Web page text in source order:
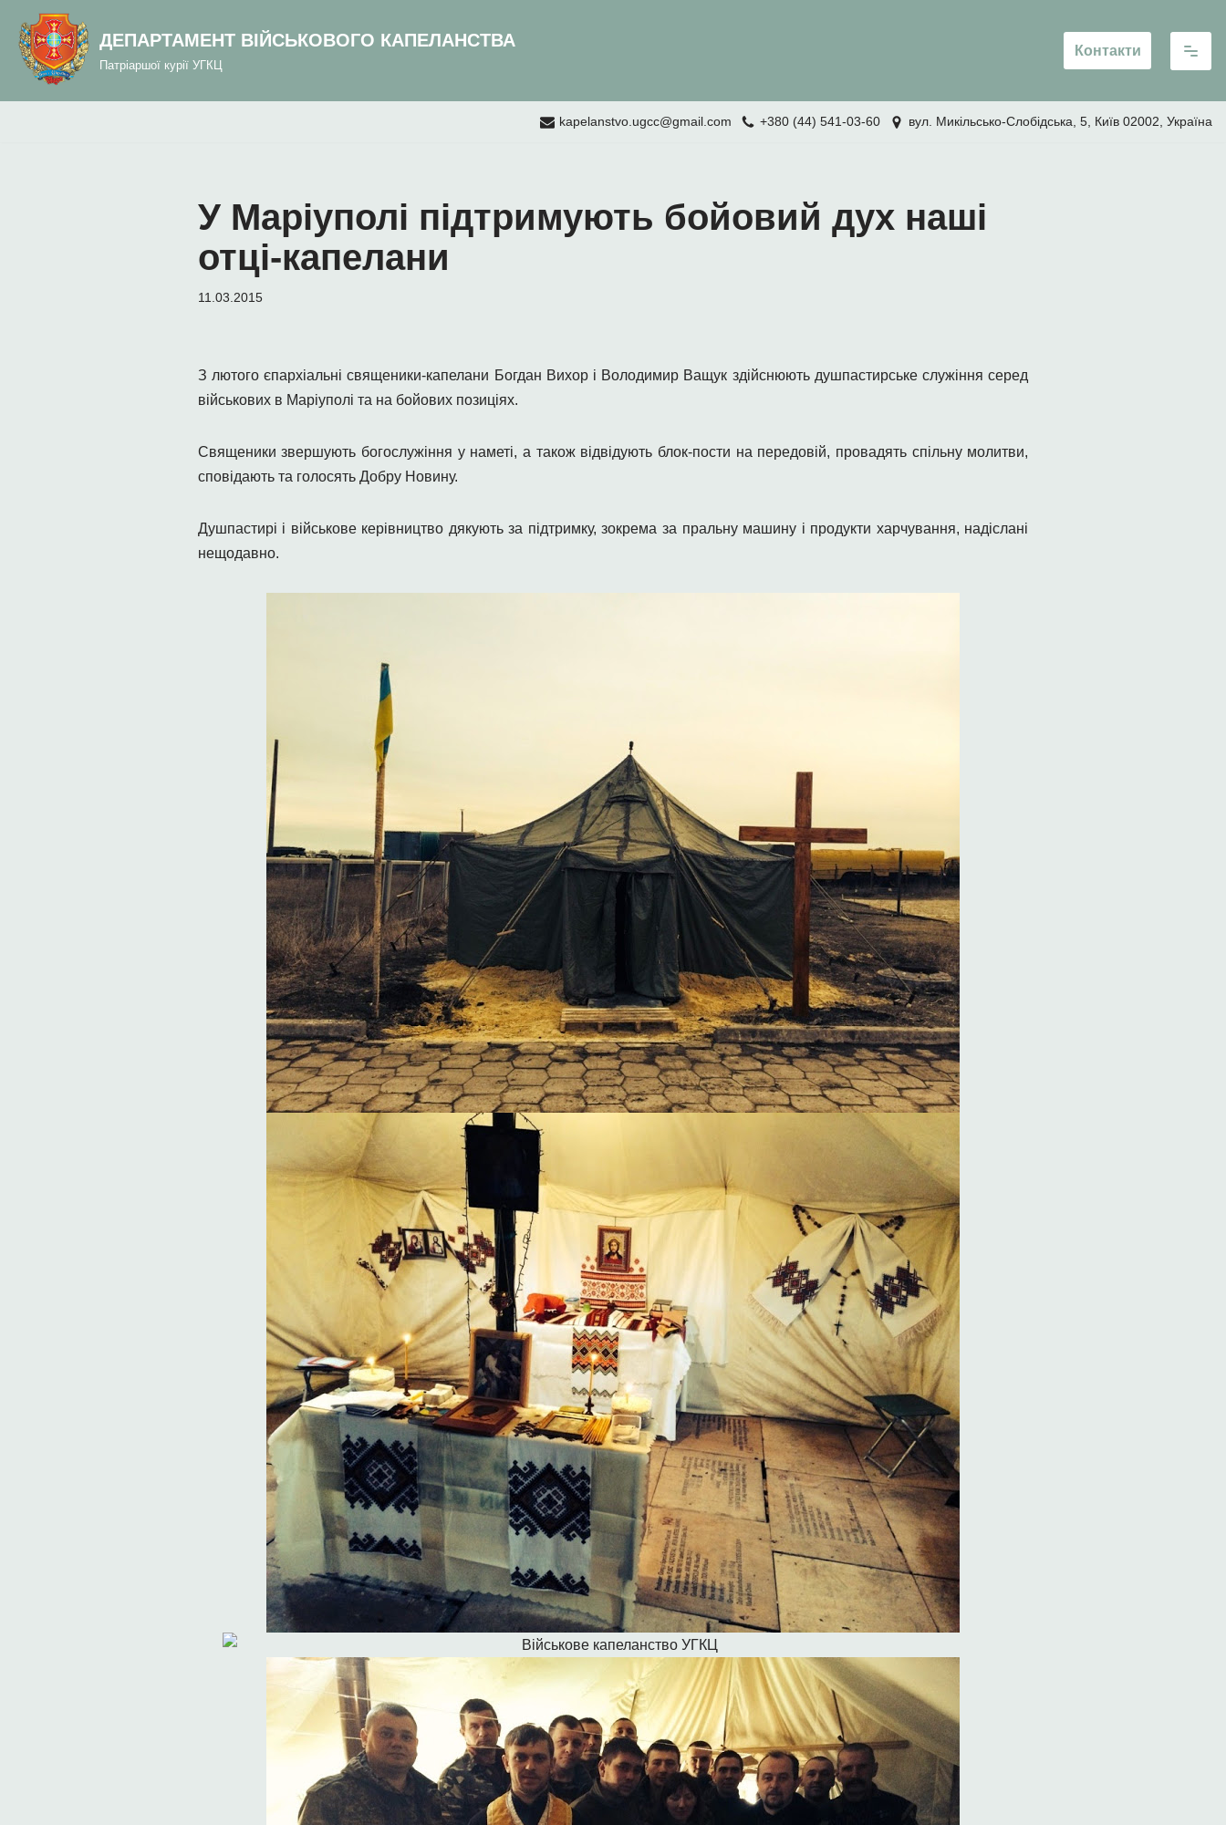
вмісту
Перейти
вмісту
ДЕПАРТАМЕНТ ВІЙСЬКОВОГО КАПЕЛАНСТВА
Патріаршої курії УГКЦ
Контакти
kapelanstvo.ugcc@gmail.com +380 (44) 541-03-60 вул. Микільсько-Слобідська, 5, Київ 02002, Україна
У Маріуполі підтримують бойовий дух наші
отці-капелани
11.03.2015
З лютого єпархіальні священики-капелани Богдан Вихор і Володимир Ващук здійснюють душпастирське служіння серед
військових в Маріуполі та на бойових позиціях.
Священики звершують богослужіння у наметі, а також відвідують блок-пости на передовій, провадять спільну молитви,
сповідають та голосять Добру Новину.
Душпастирі і військове керівництво дякують за підтримку, зокрема за пральну машину і продукти харчування, надіслані
нещодавно.